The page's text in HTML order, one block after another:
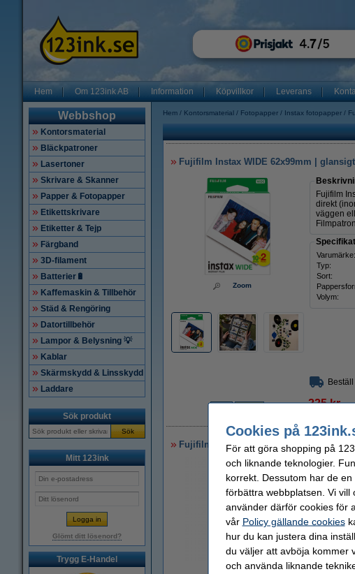
Hem Om 123ink AB Information Köpvillkor Leverans
Webbshop
Kontorsmaterial
Bläckpatroner
Lasertoner
Skrivare & Skanner
Papper & Fotopapper
Etikettskrivare
Etiketter & Tejp
Färgband
3D-filament
Batterier🔋
Kaffemaskin & Tillbehör
Städ & Rengöring
Datortillbehör
Lampor & Belysning 💡
Kablar
Skärmskydd & Linsskydd
Laddare
Sök produkt
Sök
Mitt 123ink
Glömt ditt lösenord?
Trygg E-Handel
Hem Kontorsmaterial Fotopapper Instax fotopapper
Fujifilm Instax WIDE 62x99mm |
Zoom
Fujifilm
direkt
väggen
Varumärke:
Typ:
Sort:
Volym:
225 kr
Fujifilm Instax WIDE | 10 ark
Zoom
Fujifilm
direkt
väggen
Varumärke:
Typ:
Cookies på
För att göra shopping på
och liknande teknologier.
korrekt. Dessutom har de
förbättra webbplatsen. Vi vill
använder därför cookies för
vår Policy gällande cookies
hur du kan justera dina
du väljer att avböja kommer
och använda liknande